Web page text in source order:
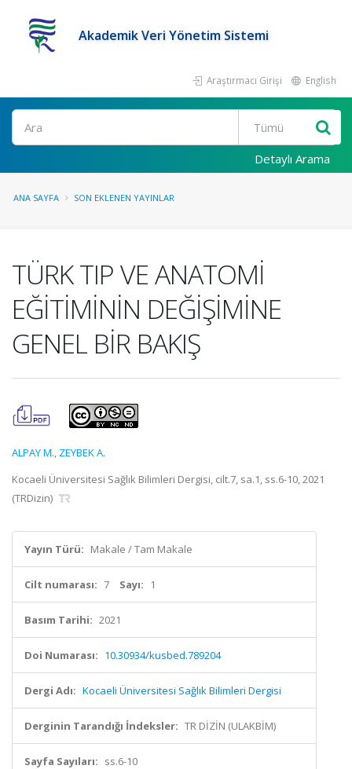
Akademik Veri Yönetim Sistemi
Araştırmacı Girişi English
Ara
Detaylı Arama
ANA SAYFA SON EKLENEN YAYINLAR
TÜRK TIP VE ANATOMİ
EĞİTİMİNİN DEĞİŞİMİNE
GENEL BİR BAKIŞ
ALPAY M., ZEYBEK A.
Kocaeli Üniversitesi Sağlık Bilimleri Dergisi, cilt.7, sa.1, ss.6-10, 2021
(TRDizin)
Yayın Türü: Makale / Tam Makale
Cilt numarası: 7 Sayı: 1
Basım Tarihi: 2021
Doi Numarası: 10.30934/kusbed.789204
Dergi Adı: Kocaeli Üniversitesi Sağlık Bilimleri Dergisi
Derginin Tarandığı İndeksler: TR DİZİN (ULAKBİM)
Sayfa Sayıları: ss.6-10